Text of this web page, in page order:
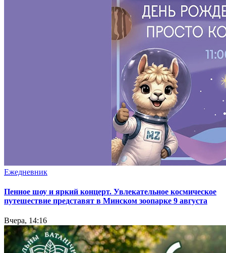
Ежедневник
Пенное шоу и яркий концерт. Увлекательное космическое
путешествие представят в Минском зоопарке 9 августа
Вчера, 14:16